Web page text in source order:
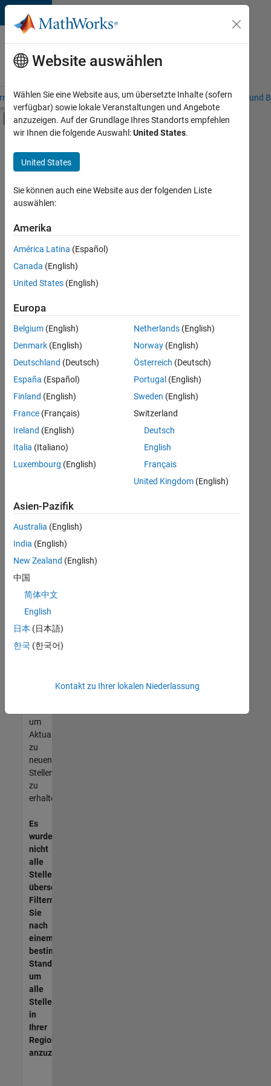
Weiter zum Inhalt
Karriere
bei
MathWorks
– Übersicht Stellensuche Niederlassungen Studierende und
Umschaltung für Off-Canvas-
Hauptinhalt
Information Technology
Customer Support
Education Sales
Inside Sales
Sales Operations
Business Model Team
Legal
Büro- und Verwaltungsdienste
+7
Derzeit
es
keine
offenen
Stellen,
Ihren
Suchkriterien
entsprechen.
können
die
Suchkriterien
weiter
fassen
oder
alle
Stellenangebote
anzeigen .
noch
keine
offenen
Stellen
können,
die
Ihren
entsprechen,
werden
unseres
um
Aktualisierungen
zu
neuen
Stellenangeboten
zu
erhalten.
Es
wurden
nicht
alle
Stellen
übersetzt.
Filtern
Sie
nach
einem
bestimmten
Standort,
um
alle
Stellenangebote
in
Ihrer
Region
anzuzeigen.
Website auswählen
Wählen Sie eine Website aus, um übersetzte Inhalte (sofern
verfügbar) sowie lokale Veranstaltungen und Angebote
anzuzeigen. Auf der Grundlage Ihres Standorts empfehlen
wir Ihnen die folgende Auswahl:United States.
United States
Sie können auch eine Website aus der folgenden Liste
auswählen:
Amerika
América Latina (Español)
Canada (English)
United States (English)
Europa
Belgium (English)
Denmark (English)
Deutschland (Deutsch)
España (Español)
Finland (English)
France (Français)
Ireland (English)
Italia (Italiano)
Luxembourg (English)
Netherlands(English)
Norway(English)
Österreich (Deutsch)
Portugal (English)
Sweden (English)
Switzerland
Deutsch
English
Français
United Kingdom(English)
Asien-Pazifik
Australia (English)
India (English)
New Zealand (English)
中国
简体中文
English
日本 (日本語)
한국 (한국어)
Kontakt zu Ihrer lokalen Niederlassung